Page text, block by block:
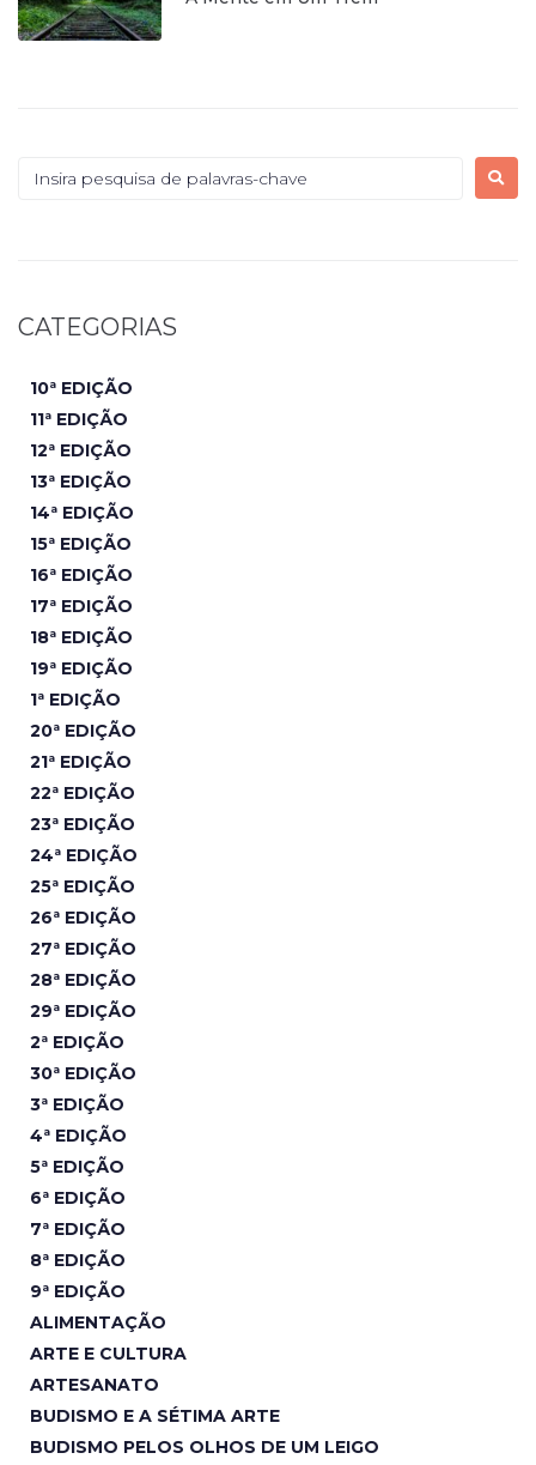
CATEGORIAS
10ª EDIÇÃO
11ª EDIÇÃO
12ª EDIÇÃO
13ª EDIÇÃO
14ª EDIÇÃO
15ª EDIÇÃO
16ª EDIÇÃO
17ª EDIÇÃO
18ª EDIÇÃO
19ª EDIÇÃO
1ª EDIÇÃO
20ª EDIÇÃO
21ª EDIÇÃO
22ª EDIÇÃO
23ª EDIÇÃO
24ª EDIÇÃO
25ª EDIÇÃO
26ª EDIÇÃO
27ª EDIÇÃO
28ª EDIÇÃO
29ª EDIÇÃO
2ª EDIÇÃO
30ª EDIÇÃO
3ª EDIÇÃO
4ª EDIÇÃO
5ª EDIÇÃO
6ª EDIÇÃO
7ª EDIÇÃO
8ª EDIÇÃO
9ª EDIÇÃO
ALIMENTAÇÃO
ARTE E CULTURA
ARTESANATO
BUDISMO E A SÉTIMA ARTE
BUDISMO PELOS OLHOS DE UM LEIGO